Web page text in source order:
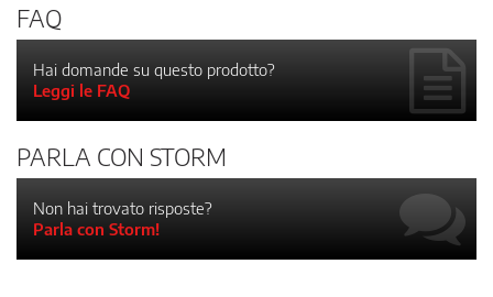
FAQ
Hai domande su questo prodotto?
Leggi le FAQ
PARLA CON STORM
Non hai trovato risposte?
Parla con Storm!